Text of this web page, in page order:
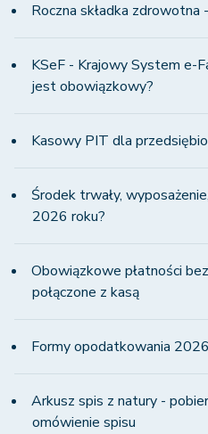
Roczna składka zdrowotna
KSeF - Krajowy System e-
jest obowiązkowy?
Kasowy PIT dla
Środek trwały,
2026 roku?
Obowiązkowe płatności
połączone z kasą
Formy opodatkowania
Arkusz spis z natury -
omówienie spisu